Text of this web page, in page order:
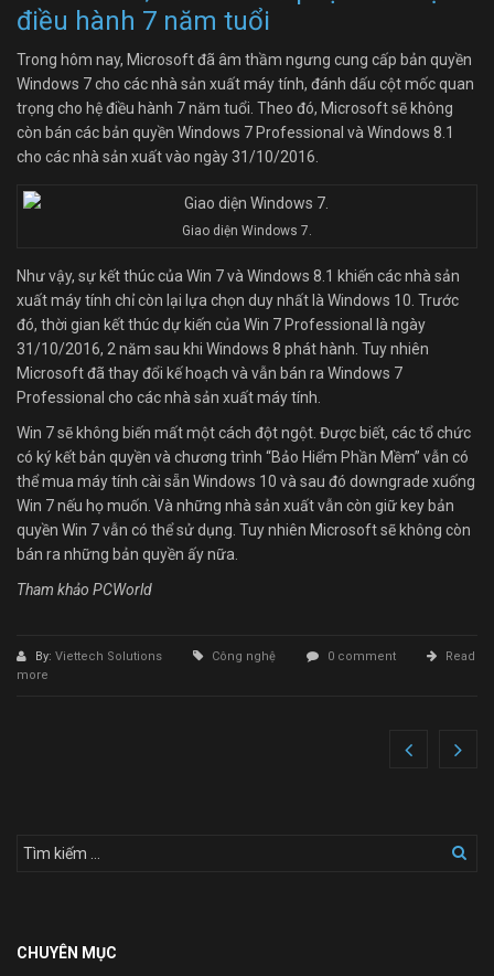
điều hành 7 năm tuổi
Trong hôm nay, Microsoft đã âm thầm ngưng cung cấp bản quyền
Windows 7 cho các nhà sản xuất máy tính, đánh dấu cột mốc quan
trọng cho hệ điều hành 7 năm tuổi. Theo đó, Microsoft sẽ không
còn bán các bản quyền Windows 7 Professional và Windows 8.1
cho các nhà sản xuất vào ngày 31/10/2016.
Giao diện Windows 7.
Như vậy, sự kết thúc của Win 7 và Windows 8.1 khiến các nhà sản
xuất máy tính chỉ còn lại lựa chọn duy nhất là Windows 10. Trước
đó, thời gian kết thúc dự kiến của Win 7 Professional là ngày
31/10/2016, 2 năm sau khi Windows 8 phát hành. Tuy nhiên
Microsoft đã thay đổi kế hoạch và vẫn bán ra Windows 7
Professional cho các nhà sản xuất máy tính.
Win 7 sẽ không biến mất một cách đột ngột. Được biết, các tổ chức
có ký kết bản quyền và chương trình “Bảo Hiểm Phần Mềm” vẫn có
thể mua máy tính cài sẵn Windows 10 và sau đó downgrade xuống
Win 7 nếu họ muốn. Và những nhà sản xuất vẫn còn giữ key bản
quyền Win 7 vẫn có thể sử dụng. Tuy nhiên Microsoft sẽ không còn
bán ra những bản quyền ấy nữa.
Tham khảo PCWorld
By: Viettech Solutions Công nghệ 0 comment
Read
more
CHUYÊN MỤC